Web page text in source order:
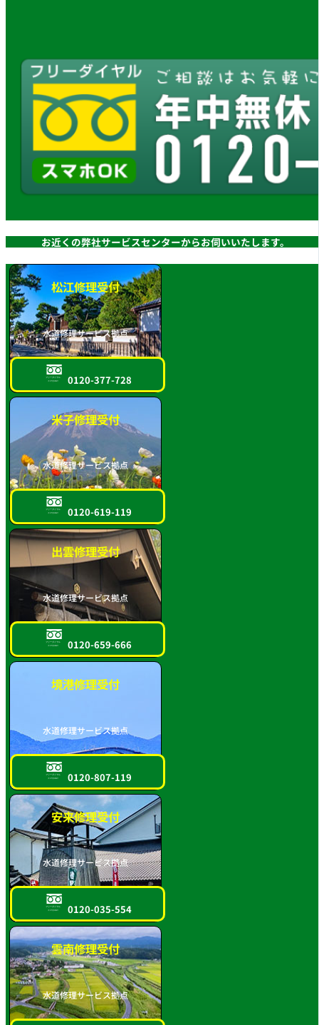
お近くの弊社サービスセンターからお伺いいたします。
松江修理受付
水道修理サービス拠点
フリーダイヤル
スマホOK!! 0120-377-728
米子修理受付
水道修理サービス拠点
フリーダイヤル
スマホOK!! 0120-619-119
出雲修理受付
水道修理サービス拠点
フリーダイヤル
スマホOK!! 0120-659-666
境港修理受付
水道修理サービス拠点
フリーダイヤル
スマホOK!! 0120-807-119
安来修理受付
水道修理サービス拠点
フリーダイヤル
スマホOK!! 0120-035-554
雲南修理受付
水道修理サービス拠点